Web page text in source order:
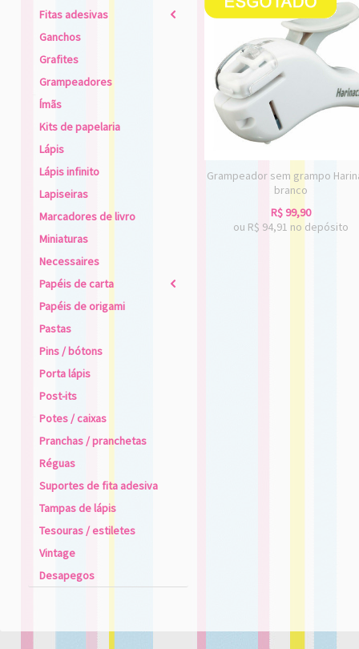
Fitas adesivas
2
Ganchos
Grafites
Grampeadores
Ímãs
Kits de papelaria
Lápis
Lápis infinito
Lapiseiras
Marcadores de livro
Miniaturas
Necessaires
Papéis de carta
2
Papéis de origami
Pastas
Pins / bótons
Porta lápis
Post-its
Potes / caixas
Pranchas / pranchetas
Réguas
Suportes de fita adesiva
Tampas de lápis
Tesouras / estiletes
Vintage
Desapegos
Grampeador sem grampo
branco
R$ 99,90
ou R$ 94,91 no depósito